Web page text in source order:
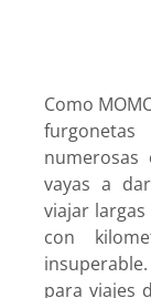
Como
vayas a
viajar
con
para viajes